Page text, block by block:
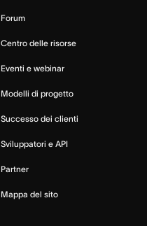
Forum
Centro delle risorse
Eventi e webinar
Modelli di progetto
Successo dei clienti
Sviluppatori e API
Partner
Mappa del sito